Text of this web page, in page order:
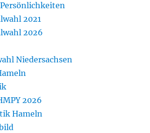
2021
2026
Niedersachsen
2026
Hameln